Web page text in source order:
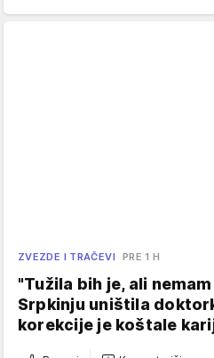
ZVEZDE I TRAČEVI PRE 1 H
"Tužila bih je, ali
Srpkinju uništila
korekcije je koštale